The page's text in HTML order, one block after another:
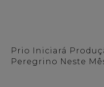
Prio Iniciará
Peregrino Neste